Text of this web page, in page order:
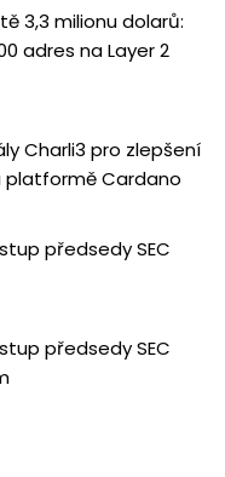
3,3 milionu dolarů:
adres na Layer 2
Charli3 pro zlepšení
platformě Cardano
předsedy SEC
předsedy SEC